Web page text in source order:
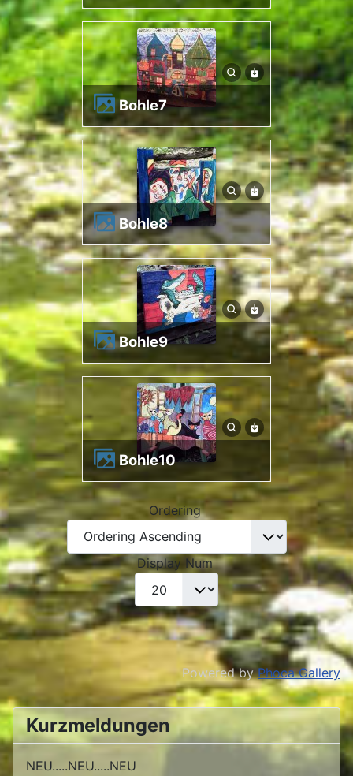
bohle7
bohle8
bohle9
bohle10
Ordering
Display Num
Powered byPhoca Gallery
Kurzmeldungen
NEU.....NEU.....NEU